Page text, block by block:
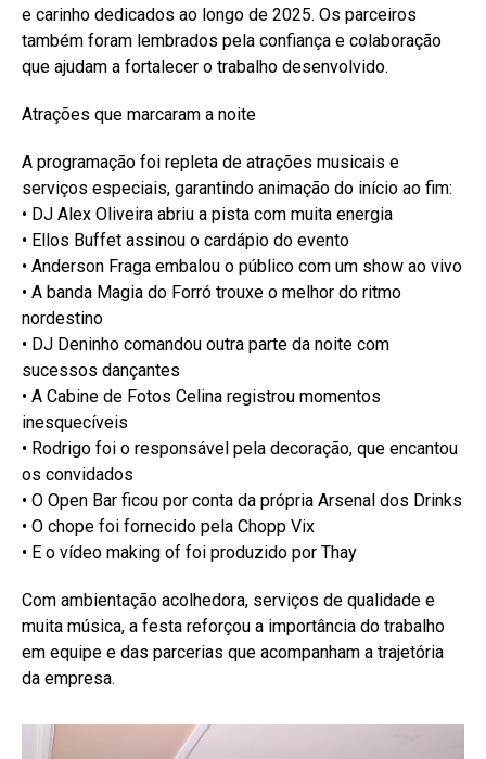
e carinho dedicados ao longo de 2025. Os parceiros
também foram lembrados pela confiança e colaboração
que ajudam a fortalecer o trabalho desenvolvido.
Atrações que marcaram a noite
A programação foi repleta de atrações musicais e
serviços especiais, garantindo animação do início ao fim:
• DJ Alex Oliveira abriu a pista com muita energia
• Ellos Buffet assinou o cardápio do evento
• Anderson Fraga embalou o público com um show ao vivo
• A banda Magia do Forró trouxe o melhor do ritmo
nordestino
• DJ Deninho comandou outra parte da noite com
sucessos dançantes
• A Cabine de Fotos Celina registrou momentos
inesquecíveis
• Rodrigo foi o responsável pela decoração, que encantou
os convidados
• O Open Bar ficou por conta da própria Arsenal dos Drinks
• O chope foi fornecido pela Chopp Vix
• E o vídeo making of foi produzido por Thay
Com ambientação acolhedora, serviços de qualidade e
muita música, a festa reforçou a importância do trabalho
em equipe e das parcerias que acompanham a trajetória
da empresa.